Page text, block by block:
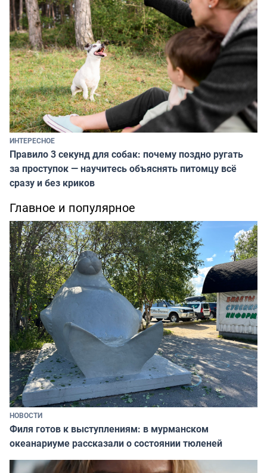
ИНТЕРЕСНОЕ
Правило 3 секунд для собак: почему поздно ругать
за проступок — научитесь объяснять питомцу всё
сразу и без криков
Главное и популярное
НОВОСТИ
Филя готов к выступлениям: в мурманском
океанариуме рассказали о состоянии тюленей